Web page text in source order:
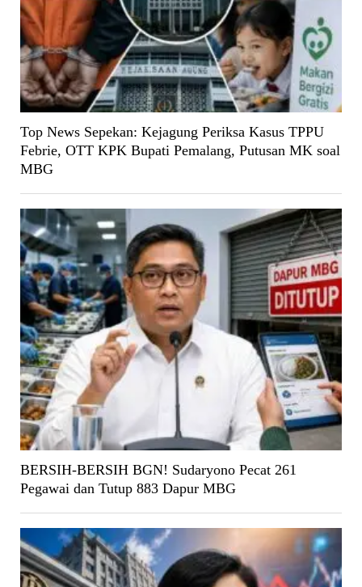
Top News Sepekan: Kejagung Periksa Kasus TPPU
Febrie, OTT KPK Bupati Pemalang, Putusan MK soal
MBG
BERSIH-BERSIH BGN! Sudaryono Pecat 261
Pegawai dan Tutup 883 Dapur MBG